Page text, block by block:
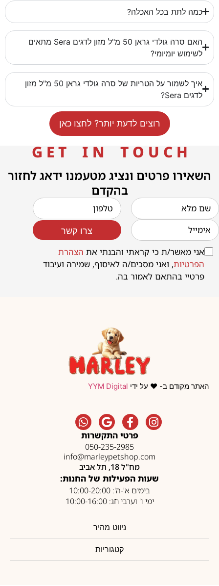
כמה לתת בכל האכלה?
האם סרה גולדי גראן 50 מ"ל מזון לדגים Sera מתאים
לשימוש יומיומי?
איך לשמור על הטריות של סרה גולדי גראן 50 מ"ל מזון
לדגים Sera?
רוצים לדעת יותר? לחצו כאן
G E T I N T O U C H
השאירו פרטים ונציג מטעמנו ידאג לחזור
בהקדם
אני מאשר/ת כי קראתי והבנתי את הצהרת
הפרטיות, ואני מסכים/ה לאיסוף, שמירה ועיבוד
פרטיי בהתאם לאמור בה.
צרו קשר
האתר מקודם ב- ❤️ על ידי YYM Digital
פרטי התקשרות
050-235-2985
info@marleypetshop.com
מח"ל 18, תל אביב
שעות הפעילות של החנות:
בימים א'-ה': 10:00-20:00
ימי ו' וערבי חג: 10:00-16:00
ניווט מהיר
קטגוריות